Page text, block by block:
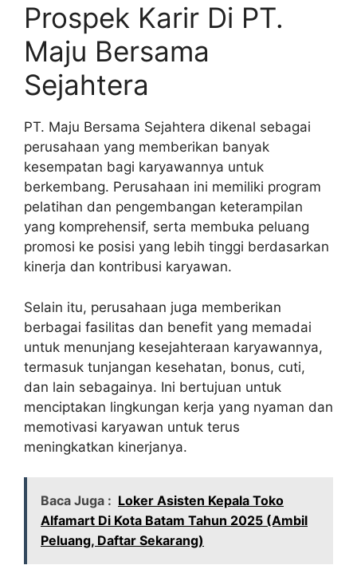
Prospek Karir Di PT.
Maju Bersama
Sejahtera
PT. Maju Bersama Sejahtera dikenal sebagai
perusahaan yang memberikan banyak
kesempatan bagi karyawannya untuk
berkembang. Perusahaan ini memiliki program
pelatihan dan pengembangan keterampilan
yang komprehensif, serta membuka peluang
promosi ke posisi yang lebih tinggi berdasarkan
kinerja dan kontribusi karyawan.
Selain itu, perusahaan juga memberikan
berbagai fasilitas dan benefit yang memadai
untuk menunjang kesejahteraan karyawannya,
termasuk tunjangan kesehatan, bonus, cuti,
dan lain sebagainya. Ini bertujuan untuk
menciptakan lingkungan kerja yang nyaman dan
memotivasi karyawan untuk terus
meningkatkan kinerjanya.
Baca Juga : Loker Asisten Kepala Toko
Alfamart Di Kota Batam Tahun 2025 (Ambil
Peluang, Daftar Sekarang)